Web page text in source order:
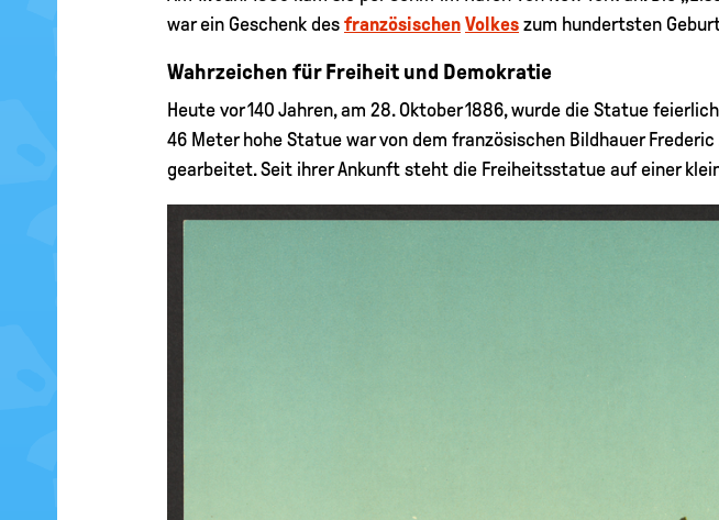
war ein Geschenk des französischen Volkes zum hundertsten
Wahrzeichen für Freiheit und Demokratie
Heute vor 140 Jahren, am 28. Oktober 1886, wurde die Statue
46 Meter hohe Statue war von dem französischen Bildhauer
gearbeitet. Seit ihrer Ankunft steht die Freiheitsstatue auf einer